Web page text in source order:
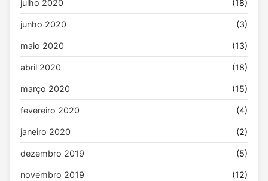
julho 2020 (18)
junho 2020 (3)
maio 2020 (13)
abril 2020 (18)
março 2020 (15)
fevereiro 2020 (4)
janeiro 2020 (2)
dezembro 2019 (5)
novembro 2019 (12)